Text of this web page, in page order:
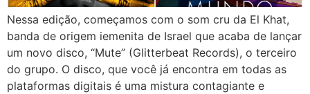
Nessa edição, começamos com o som cru da El Khat,
banda de origem iemenita de Israel que acaba de lançar
um novo disco, “Mute” (Glitterbeat Records), o terceiro
do grupo. O disco, que você já encontra em todas as
plataformas digitais é uma mistura contagiante e